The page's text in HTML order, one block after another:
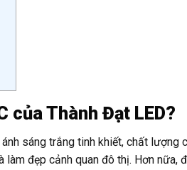
của Thành Đạt LED?
sáng trắng tinh khiết, chất lượng
đẹp cảnh quan đô thị. Hơn nữa,